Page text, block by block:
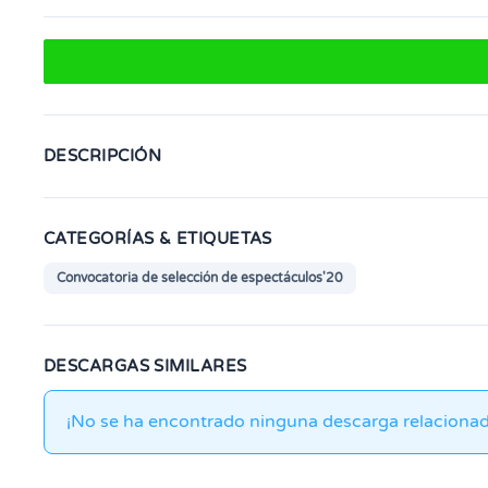
DESCRIPCIÓN
CATEGORÍAS & ETIQUETAS
Convocatoria de selección de espectáculos'20
DESCARGAS SIMILARES
¡No se ha encontrado ninguna descarga